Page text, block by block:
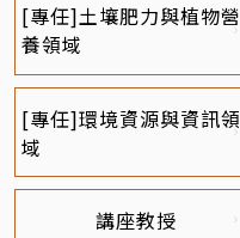
[專任]土壤肥力與植物營
養領域
[專任]環境資源與資訊領
域
講座教授